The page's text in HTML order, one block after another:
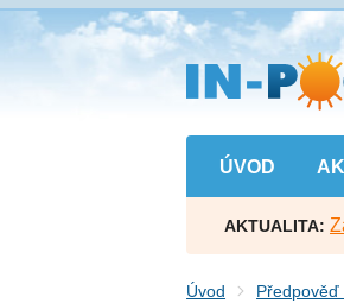
Přejít
na
hlavní
obsah
ÚVOD
AKTUALITA:
Úvod Předpověď